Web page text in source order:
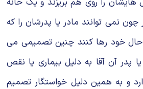
نمی توانند مادر یا پدرشان را که
حال خود رها کنند چنین تصمیمی می
پدر آن آقا به دلیل بیماری یا نقص
و به همین دلیل خواستگار تصمیم